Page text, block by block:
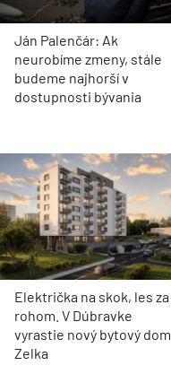
Ján Palenčár: Ak
neurobíme zmeny, stále
budeme najhorší v
dostupnosti bývania
Električka na skok, les za
rohom. V Dúbravke
vyrastie nový bytový dom
Zelka